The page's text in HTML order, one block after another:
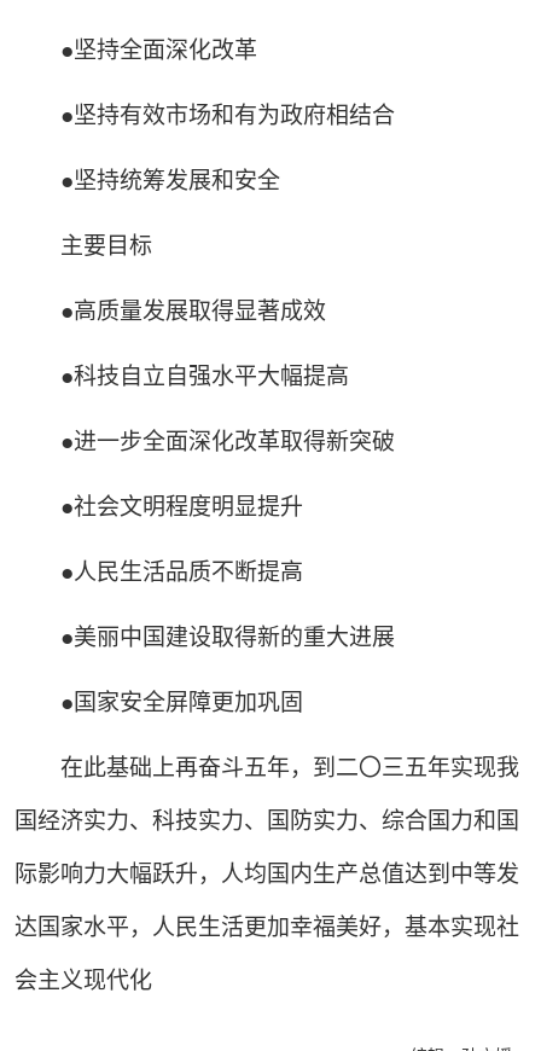
●坚持全面深化改革
●坚持有效市场和有为政府相结合
●坚持统筹发展和安全
主要目标
●高质量发展取得显著成效
●科技自立自强水平大幅提高
●进一步全面深化改革取得新突破
●社会文明程度明显提升
●人民生活品质不断提高
●美丽中国建设取得新的重大进展
●国家安全屏障更加巩固
在此基础上再奋斗五年，到二〇三五年实现我
国经济实力、科技实力、国防实力、综合国力和国
际影响力大幅跃升，人均国内生产总值达到中等发
达国家水平，人民生活更加幸福美好，基本实现社
会主义现代化